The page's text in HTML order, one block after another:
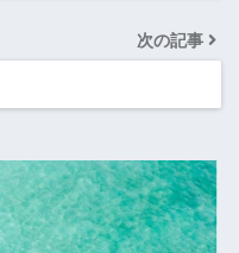
次の記事